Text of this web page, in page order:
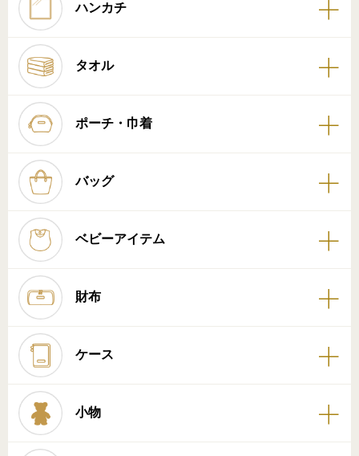
ハンカチ
タオル
ポーチ・巾着
バッグ
ベビーアイテム
財布
ケース
小物